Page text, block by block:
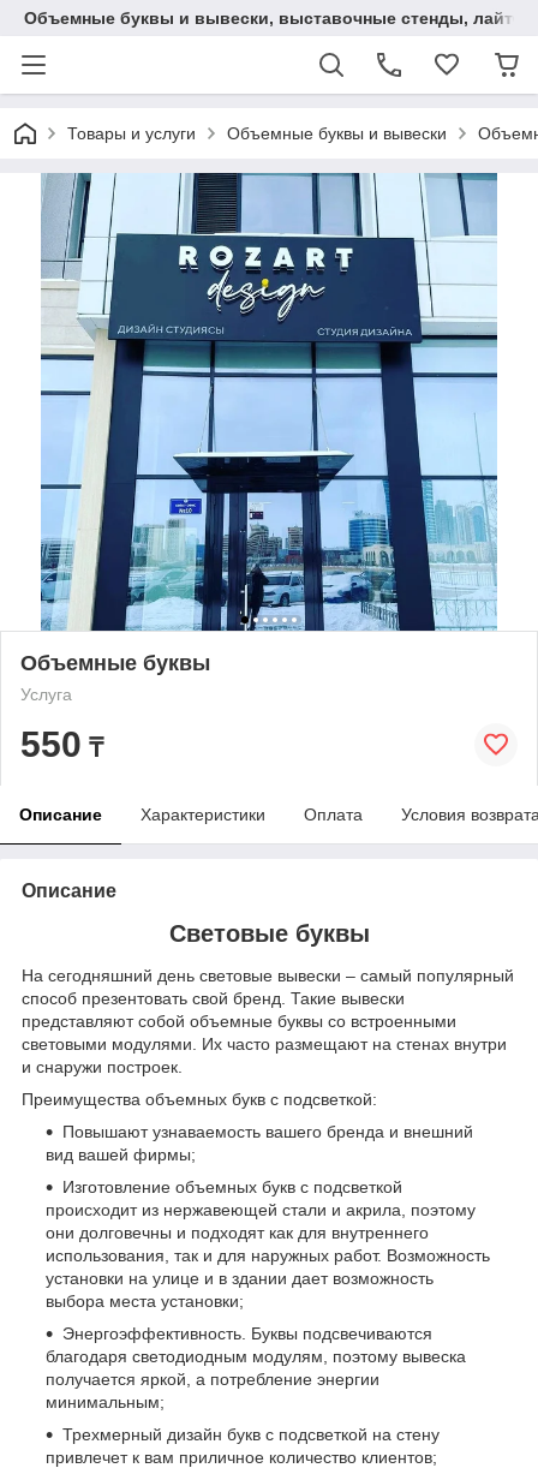
Объемные буквы и вывески, выставочные стенды,
Товары и услуги Объемные буквы и вывески
Объемные буквы
Услуга
550 ₸
Описание Характеристики Оплата Условия
Описание
Световые буквы
На сегодняшний день световые вывески – самый популярный
способ презентовать свой бренд. Такие вывески
представляют собой объемные буквы со встроенными
световыми модулями. Их часто размещают на стенах внутри
и снаружи построек.
Преимущества объемных букв с подсветкой:
Повышают узнаваемость вашего бренда и внешний
вид вашей фирмы;
Изготовление объемных букв с подсветкой
происходит из нержавеющей стали и акрила, поэтому
они долговечны и подходят как для внутреннего
использования, так и для наружных работ. Возможность
установки на улице и в здании дает возможность
выбора места установки;
Энергоэффективность. Буквы подсвечиваются
благодаря светодиодным модулям, поэтому вывеска
получается яркой, а потребление энергии
минимальным;
Трехмерный дизайн букв с подсветкой на стену
привлечет к вам приличное количество клиентов;